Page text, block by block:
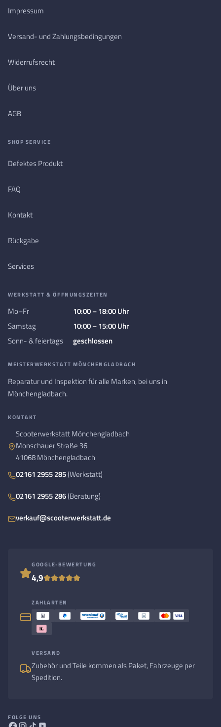
Impressum
Versand- und Zahlungsbedingungen
Widerrufsrecht
Über uns
AGB
SHOP SERVICE
Defektes Produkt
FAQ
Kontakt
Rückgabe
Services
WERKSTATT & ÖFFNUNGSZEITEN
Mo–Fr
10:00 – 18:00 Uhr
Samstag
10:00 – 15:00 Uhr
Sonn- & feiertags
geschlossen
MEISTERWERKSTATT MÖNCHENGLADBACH
Reparatur und Inspektion für alle Marken, bei uns in
Mönchengladbach.
KONTAKT
Scooterwerkstatt Mönchengladbach
Monschauer Straße 36
41068 Mönchengladbach
02161 2955 285(Werkstatt)
02161 2955 286(Beratung)
verkauf@scooterwerkstatt.de
GOOGLE-BEWERTUNG
4,9
ZAHLARTEN
VERSAND
Zubehör und Teile kommen als Paket, Fahrzeuge per
Spedition.
FOLGE UNS